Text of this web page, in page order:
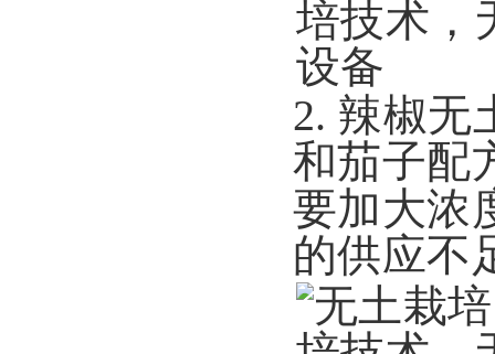
2. 辣椒无
和茄子配
要加大浓
的供应不